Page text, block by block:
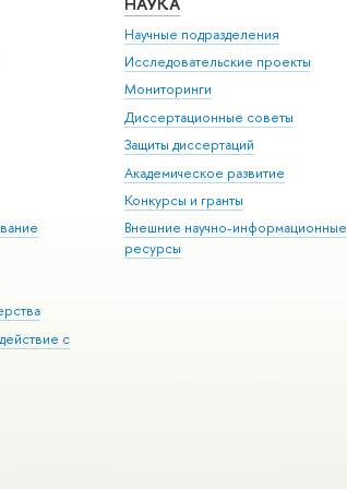
с
Научные подразделения
Исследовательские проекты
Мониторинги
Диссертационные советы
Защиты диссертаций
Академическое развитие
Конкурсы и гранты
Внешние научно-информационные
ресурсы